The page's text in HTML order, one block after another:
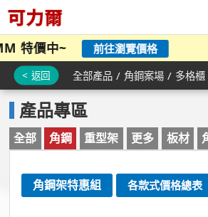
< 返回 全部產品/ 角鋼案場/ 多格櫃
特價中~ 前往瀏覽價格
產品專區
全部 角鋼 重型架 更多 板材
角鋼架特惠組 各款式價格總表